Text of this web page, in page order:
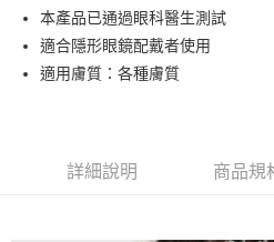
全盈+PAY
大哥付你分期
2.付款方式選擇「大哥付你分期」，訂單
流程，驗證手機門號後，選擇欲分期的期
4.訂單成立30分鐘內，如未前往確認交易
相關說明
本產品已通過眼科醫生測試
適合隱形眼鏡配戴者使用
適用膚質：各種膚質
詳細說明 商品規